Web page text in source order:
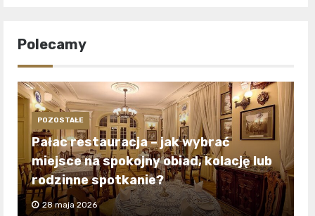
Polecamy
POZOSTAŁE
Pałac restauracja – jak wybrać
miejsce na spokojny obiad, kolację lub
rodzinne spotkanie?
28 maja 2026